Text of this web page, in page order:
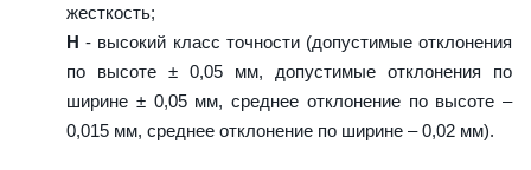
жесткость;
H - высокий класс точности (допустимые отклонения
по высоте ± 0,05 мм, допустимые отклонения по
ширине ± 0,05 мм, среднее отклонение по высоте –
0,015 мм, среднее отклонение по ширине – 0,02 мм).